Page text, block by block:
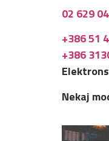
02 629
+386 51
+386
Nekaj